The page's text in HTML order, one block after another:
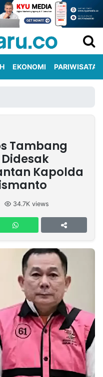
EKONOMI PARIWISATA
Tambang
Kapolda
34.7K views